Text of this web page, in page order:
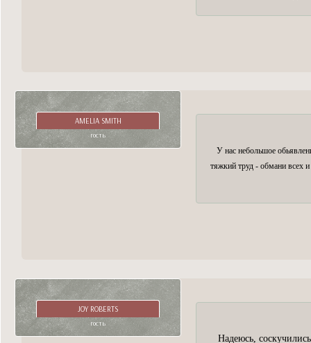
AMELIA SMITH
гость
У нас небольшое
тяжкий труд - обмани всех
JOY ROBERTS
гость
Надеюсь,